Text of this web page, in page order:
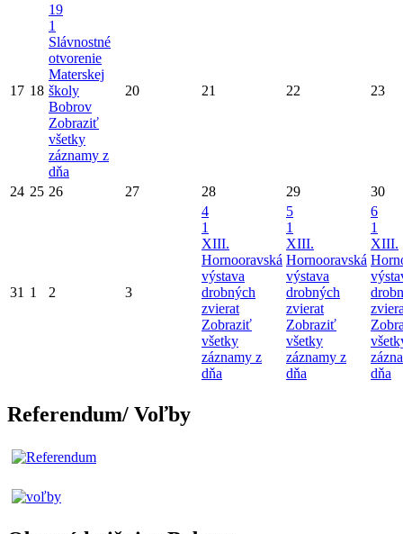
17 18
19
1
Slávnostné
otvorenie
Materskej
školy
Bobrov
Zobraziť
všetky
záznamy z
dňa
20 21 22 23
24 25 26 27 28 29 30
31 1 2 3
4
1
XIII.
Hornooravská
výstava
drobných
zvierat
Zobraziť
všetky
záznamy z
dňa
5
1
XIII.
Hornooravská
výstava
drobných
zvierat
Zobraziť
všetky
záznamy z
dňa
6
1
XIII.
dňa
Referendum/ Voľby